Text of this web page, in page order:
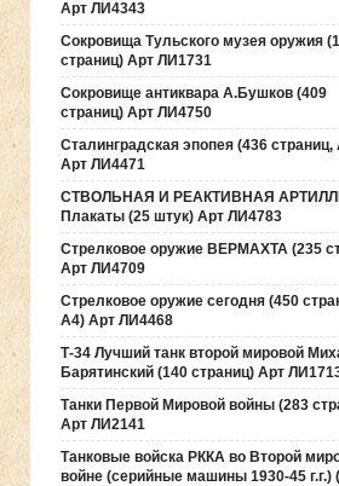
Арт ЛИ4343
Сокровища Тульского музея оружия
cтраниц) Арт ЛИ1731
Сокровище антиквара А.Бушков (409
страниц) Арт ЛИ4750
Сталинградская эпопея (436 страниц,
Арт ЛИ4471
СТВОЛЬНАЯ И РЕАКТИВНАЯ
Плакаты (25 штук) Арт ЛИ4783
Стрелковое оружие ВЕРМАХТА (235
Арт ЛИ4709
Стрелковое оружие сегодня (450
А4) Арт ЛИ4468
Т-34 Лучший танк второй мировой
Барятинский (140 страниц) Арт
Танки Первой Мировой войны (283
Арт ЛИ2141
Танковые войска РККА во Второй
войне (серийные машины 1930-45 г.г.)